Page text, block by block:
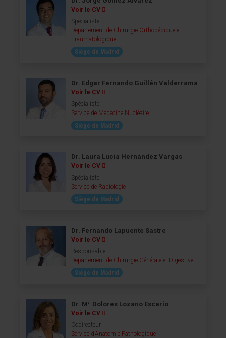
Voir le CV
Spécialiste
Département de Chirurgie Orthopédique et
Traumatologique
Siège de Madrid
Dr. Edgar Fernando Guillén Valderrama
Voir le CV
Spécialiste
Service de Médecine Nucléaire
Siège de Madrid
Dr. Laura Lucía Hernández Vargas
Voir le CV
Spécialiste
Service de Radiologie
Siège de Madrid
Dr. Fernando Lapuente Sastre
Voir le CV
Responsable
Département de Chirurgie Générale et Digestive
Siège de Madrid
Dr. Mª Dolores Lozano Escario
Voir le CV
Codirecteur
Service d’Anatomie Pathologique